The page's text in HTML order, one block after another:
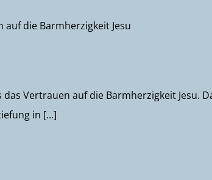
Vertrauen auf die Barmherzigkeit Jesu.
in [...]